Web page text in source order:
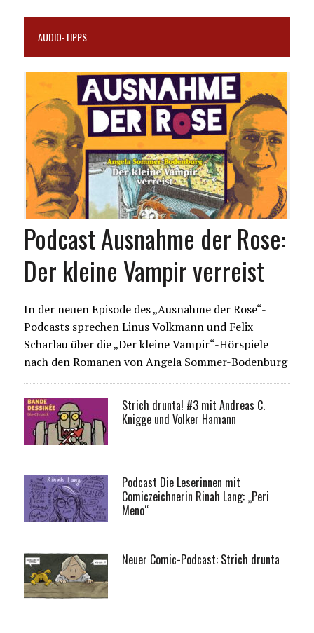
AUDIO-TIPPS
Podcast Ausnahme der Rose:
Der kleine Vampir verreist
In der neuen Episode des „Ausnahme der Rose“-
Podcasts sprechen Linus Volkmann und Felix
Scharlau über die „Der kleine Vampir“-Hörspiele
nach den Romanen von Angela Sommer-Bodenburg
Strich drunta! #3 mit Andreas C.
Knigge und Volker Hamann
Podcast Die Leserinnen mit
Comiczeichnerin Rinah Lang: „Peri
Meno“
Neuer Comic-Podcast: Strich drunta